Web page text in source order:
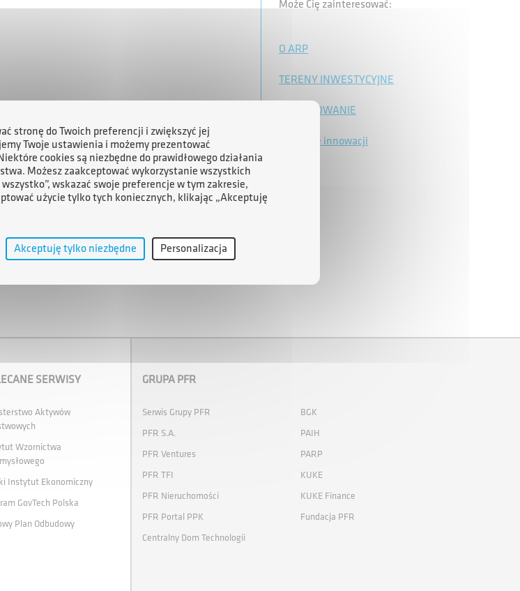
wpłaty należnej części ceny za
Sp. z o.o.
kierując się ochroną majątku
Agencji Rozwoju
składników Stoczni
Może Cię zainteresować:
O ARP
TERENY INWESTYCYJNE
FINANSOWANIE
Wsparcie innowacji
SERWISY
Aktywów
Wzornictwa
Instytut Ekonomiczny
GovTech Polska
Plan Odbudowy
GRUPA PFR
Serwis Grupy PFR
PFR S.A.
PFR Ventures
PFR TFI
PFR Nieruchomości
PFR Portal PPK
Centralny Dom Technologii
BGK
PAIH
PARP
KUKE
KUKE Finance
Fundacja PFR
stronę do Twoich preferencji i zwiększyć jej
Twoje ustawienia i możemy prezentować
cookies są niezbędne do prawidłowego działania
Możesz zaakceptować wykorzystanie wszystkich
wskazać swoje preferencje w tym zakresie,
użycie tylko tych koniecznych, klikając „Akceptuję
Akceptuję tylko niezbędne Personalizacja